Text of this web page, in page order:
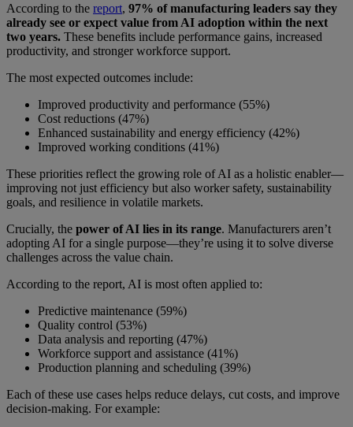
According to the report, 97% of manufacturing leaders say they
already see or expect value from AI adoption within the next
two years. These benefits include performance gains, increased
productivity, and stronger workforce support.
The most expected outcomes include:
Improved productivity and performance (55%)
Cost reductions (47%)
Enhanced sustainability and energy efficiency (42%)
Improved working conditions (41%)
These priorities reflect the growing role of AI as a holistic enabler—
improving not just efficiency but also worker safety, sustainability
goals, and resilience in volatile markets.
Crucially, the power of AI lies in its range. Manufacturers aren’t
adopting AI for a single purpose—they’re using it to solve diverse
challenges across the value chain.
According to the report, AI is most often applied to:
Predictive maintenance (59%)
Quality control (53%)
Data analysis and reporting (47%)
Workforce support and assistance (41%)
Production planning and scheduling (39%)
Each of these use cases helps reduce delays, cut costs, and improve
decision-making. For example: